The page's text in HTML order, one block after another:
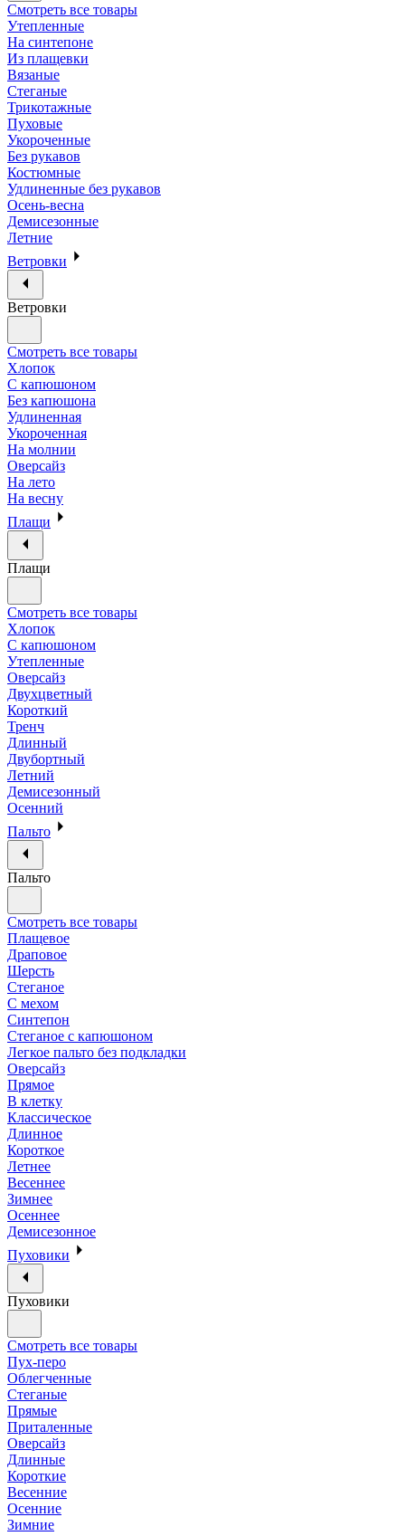
Смотреть все товары
Утепленные
На синтепоне
Из плащевки
Вязаные
Стеганые
Трикотажные
Пуховые
Укороченные
Без рукавов
Костюмные
Удлиненные без рукавов
Осень-весна
Демисезонные
Летние
Ветровки
Ветровки
Смотреть все товары
Хлопок
С капюшоном
Без капюшона
Удлиненная
Укороченная
На молнии
Оверсайз
На лето
На весну
Плащи
Плащи
Смотреть все товары
Хлопок
С капюшоном
Утепленные
Оверсайз
Двухцветный
Короткий
Тренч
Длинный
Двубортный
Летний
Демисезонный
Осенний
Пальто
Пальто
Смотреть все товары
Плащевое
Драповое
Шерсть
Стеганое
С мехом
Синтепон
Стеганое с капюшоном
Легкое пальто без подкладки
Оверсайз
Прямое
В клетку
Классическое
Длинное
Короткое
Летнее
Весеннее
Зимнее
Осеннее
Демисезонное
Пуховики
Пуховики
Смотреть все товары
Пух-перо
Облегченные
Стеганые
Прямые
Приталенные
Оверсайз
Длинные
Короткие
Весенние
Осенние
Зимние